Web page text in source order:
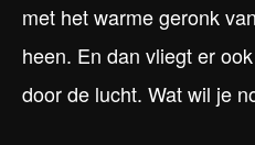
met het warme geronk
heen. En dan vliegt er
door de lucht. Wat wil je